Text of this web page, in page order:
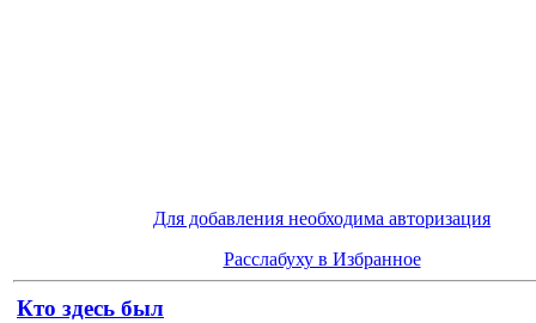
Для добавления необходима авторизация
Расслабуху в Избранное
Кто здесь был